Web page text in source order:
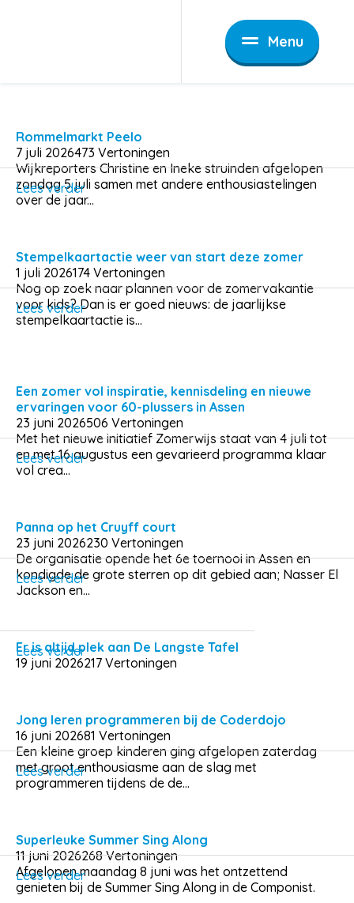
Menu
Wijkvernieuwing
Zoeken
Rommelmarkt Peelo
7 juli 2026473 Vertoningen
Wijkreporters Christine en Ineke struinden afgelopen
zondag 5 juli samen met andere enthousiastelingen
over de jaar...
Lees verder
Stempelkaartactie weer van start deze zomer
1 juli 2026174 Vertoningen
Nog op zoek naar plannen voor de zomervakantie
voor kids? Dan is er goed nieuws: de jaarlijkse
stempelkaartactie is...
Lees verder
Een zomer vol inspiratie, kennisdeling en nieuwe
ervaringen voor 60-plussers in Assen
23 juni 2026506 Vertoningen
Met het nieuwe initiatief Zomerwijs staat van 4 juli tot
en met 16 augustus een gevarieerd programma klaar
vol crea...
Lees verder
Panna op het Cruyff court
23 juni 2026230 Vertoningen
De organisatie opende het 6e toernooi in Assen en
kondigde de grote sterren op dit gebied aan; Nasser El
Jackson en...
Lees verder
Er is altijd plek aan De Langste Tafel
19 juni 2026217 Vertoningen
Lees verder
Jong leren programmeren bij de Coderdojo
16 juni 202681 Vertoningen
Een kleine groep kinderen ging afgelopen zaterdag
met groot enthousiasme aan de slag met
programmeren tijdens de de...
Lees verder
Superleuke Summer Sing Along
11 juni 2026268 Vertoningen
Afgelopen maandag 8 juni was het ontzettend
genieten bij de Summer Sing Along in de Componist.
Lees verder